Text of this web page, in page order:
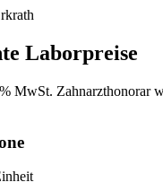
Laborpreise
MwSt. Zahnarzthonorar